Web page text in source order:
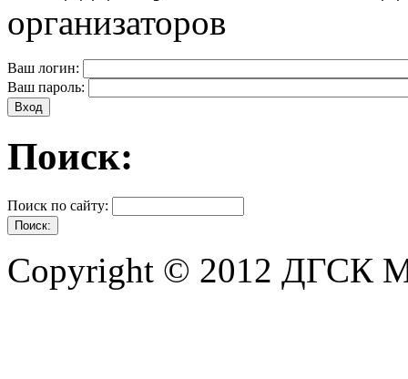
организаторов
Ваш логин:
Ваш пароль:
Поиск:
Поиск по сайту:
Copyright © 2012 ДГСК